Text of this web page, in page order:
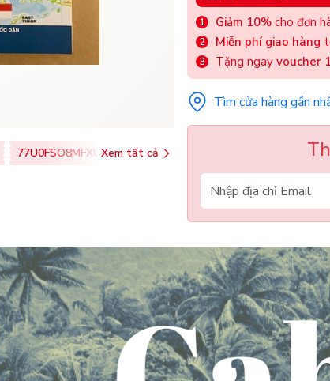
77U0FSO8MFXU Xem tất cả
Giảm 10% cho đơn
Miễn phí giao hàng
Tặng ngay voucher
Tìm cửa hàng gần